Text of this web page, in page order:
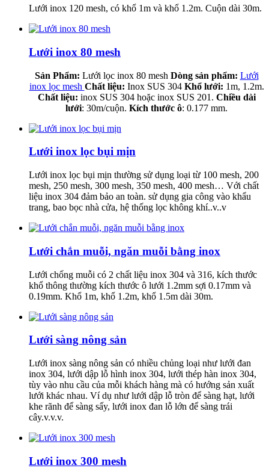
Lưới inox 120 mesh, có khổ 1m và khổ 1.2m. Cuộn dài 30m.
Lưới inox 80 mesh
Sản Phẩm: Lưới lọc inox 80 mesh Dòng sản phẩm: Lưới
inox lọc mesh Chất liệu: Inox SUS 304 Khổ lưới: 1m, 1.2m.
Chất liệu: inox SUS 304 hoặc inox SUS 201. Chiều dài
lưới: 30m/cuộn. Kích thước ô: 0.177 mm.
Lưới inox lọc bụi mịn
Lưới inox lọc bụi mịn thường sử dụng loại từ 100 mesh, 200
mesh, 250 mesh, 300 mesh, 350 mesh, 400 mesh… Với chất
liệu inox 304 đảm bảo an toàn. sử dụng gia công vào khẩu
trang, bao bọc nhà cửa, hệ thống lọc không khí..v..v
Lưới chắn muỗi, ngăn muỗi bằng inox
Lưới chống muỗi có 2 chất liệu inox 304 và 316, kích thước
khổ thông thường kích thước ô lưới 1.2mm sợi 0.17mm và
0.19mm. Khổ 1m, khổ 1.2m, khổ 1.5m dài 30m.
Lưới sàng nông sản
Lưới inox sàng nông sản có nhiều chủng loại như lưới đan
inox 304, lưới dập lỗ hình inox 304, lưới thép hàn inox 304,
tùy vào nhu cầu của mỗi khách hàng mà có hướng sản xuất
lưới khác nhau. Ví dụ như lưới dập lỗ tròn để sàng hạt, lưới
khe rãnh để sàng sấy, lưới inox đan lỗ lớn để sàng trái
cây.v.v.v.
Lưới inox 300 mesh